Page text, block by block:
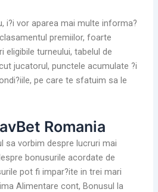
i?i vor aparea mai multe informa?
premiilor, foarte
eligibile turneului, tabelul de
jucatorul, punctele acumulate ?i
pe care te sfatuim sa le
Romania
sa vorbim despre lucruri mai
bonusurile acordate de
pot fi impar?ite in trei mari
Alimentare cont, Bonusul la